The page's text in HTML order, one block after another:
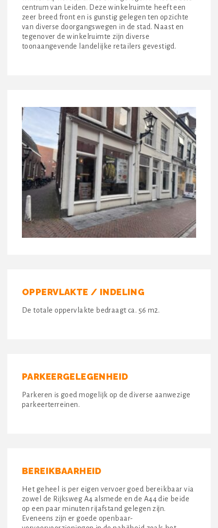
centrum van Leiden. Deze winkelruimte heeft een
zeer breed front en is gunstig gelegen ten opzichte
van diverse doorgangswegen in de stad. Naast en
tegenover de winkelruimte zijn diverse
toonaangevende landelijke retailers gevestigd.
OPPERVLAKTE / INDELING
De totale oppervlakte bedraagt ca. 56 m2.
PARKEERGELEGENHEID
Parkeren is goed mogelijk op de diverse aanwezige
parkeerterreinen.
BEREIKBAARHEID
Het geheel is per eigen vervoer goed bereikbaar via
zowel de Rijksweg A4 alsmede en de A44 die beide
op een paar minuten rijafstand gelegen zijn.
Eveneens zijn er goede openbaar-